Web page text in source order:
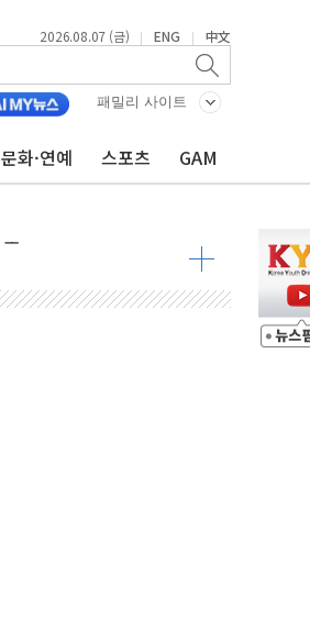
2026.08.07 (금) | ENG | 中文
패밀리 사이트
문화·연예 스포츠 GAM
협력 구도
상쇄